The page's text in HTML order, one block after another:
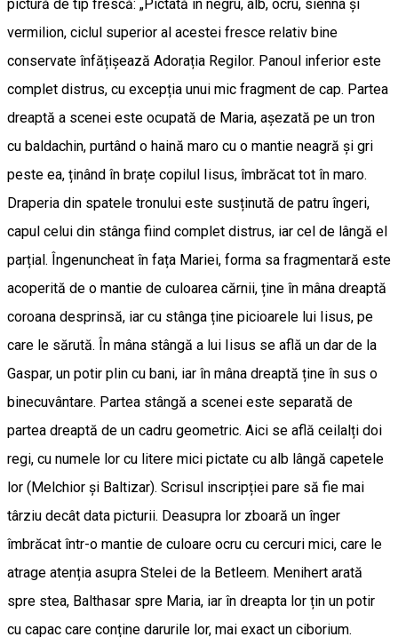
pictură de tip frescă: „Pictată în negru, alb, ocru, sienna și
vermilion, ciclul superior al acestei fresce relativ bine
conservate înfățișează Adorația Regilor. Panoul inferior este
complet distrus, cu excepția unui mic fragment de cap. Partea
dreaptă a scenei este ocupată de Maria, așezată pe un tron
cu baldachin, purtând o haină maro cu o mantie neagră și gri
peste ea, ținând în brațe copilul Iisus, îmbrăcat tot în maro.
Draperia din spatele tronului este susținută de patru îngeri,
capul celui din stânga fiind complet distrus, iar cel de lângă el
parțial. Îngenuncheat în fața Mariei, forma sa fragmentară este
acoperită de o mantie de culoarea cărnii, ține în mâna dreaptă
coroana desprinsă, iar cu stânga ține picioarele lui Iisus, pe
care le sărută. În mâna stângă a lui Iisus se află un dar de la
Gaspar, un potir plin cu bani, iar în mâna dreaptă ține în sus o
binecuvântare. Partea stângă a scenei este separată de
partea dreaptă de un cadru geometric. Aici se află ceilalți doi
regi, cu numele lor cu litere mici pictate cu alb lângă capetele
lor (Melchior și Baltizar). Scrisul inscripției pare să fie mai
târziu decât data picturii. Deasupra lor zboară un înger
îmbrăcat într-o mantie de culoare ocru cu cercuri mici, care le
atrage atenția asupra Stelei de la Betleem. Menihert arată
spre stea, Balthasar spre Maria, iar în dreapta lor țin un potir
cu capac care conține darurile lor, mai exact un ciborium.